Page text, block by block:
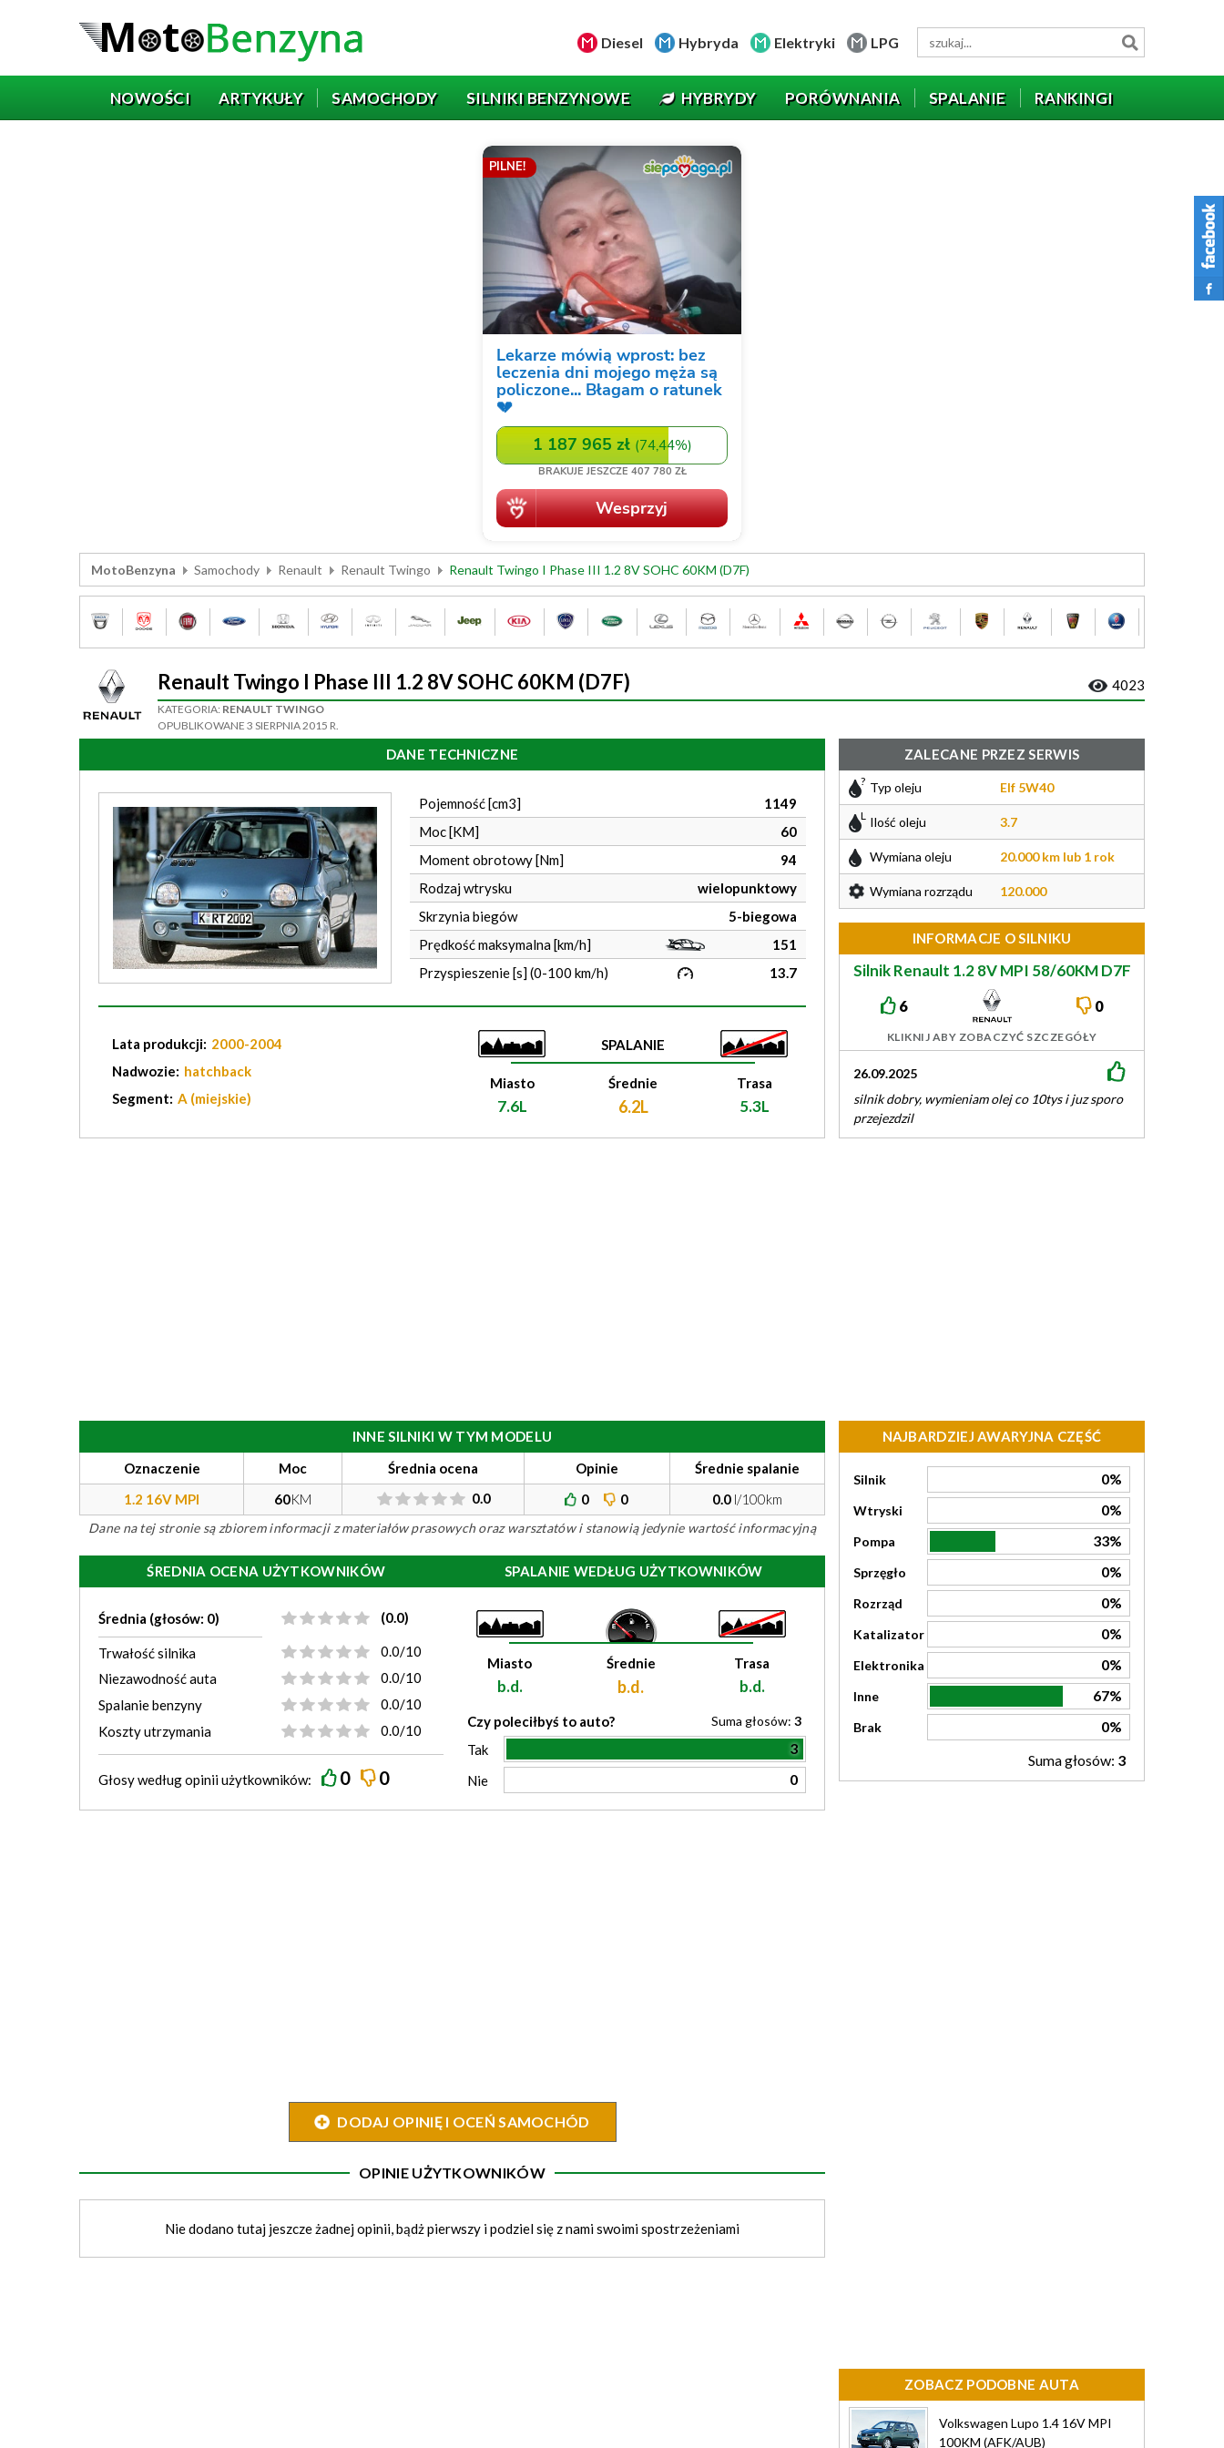
Diesel Hybryda Elektryki LPG
NOWOŚCI ARTYKUŁY SAMOCHODY SILNIKI BENZYNOWE HYBRYDY PORÓWNANIA SPALANIE RANKINGI
MotoBenzyna Samochody Renault Renault Twingo Renault Twingo I Phase III 1.2 8V SOHC 60KM (D7F)
Renault Twingo I Phase III 1.2 8V SOHC 60KM (D7F) 4023
KATEGORIA: RENAULT TWINGO
OPUBLIKOWANE 3 SIERPNIA 2015 R.
DANE TECHNICZNE
Pojemność [cm3]
1149
Moc [KM]
60
Moment obrotowy [Nm]
94
Rodzaj wtrysku
wielopunktowy
Skrzynia biegów
5-biegowa
Prędkość maksymalna [km/h]
151
Przyspieszenie [s] (0-100 km/h)
13.7
Lata produkcji: 2000-2004
Nadwozie: hatchback
Segment: A (miejskie)
SPALANIE
Miasto
7.6L
Średnie
6.2L
Trasa
5.3L
ZALECANE PRZEZ SERWIS
Typ oleju Elf 5W40
Ilość oleju 3.7
Wymiana oleju 20.000 km lub 1 rok
Wymiana rozrządu 120.000
INFORMACJE O SILNIKU
Silnik Renault 1.2 8V MPI 58/60KM D7F
6 0
KLIKNIJ ABY ZOBACZYĆ SZCZEGÓŁY
26.09.2025
silnik dobry, wymieniam olej co 10tys i juz sporo
przejezdzil
diesel…
INNE SILNIKI W TYM MODELU
Oznaczenie
Moc Średnia ocena Opinie
Średnie spalanie
1.2 16V MPI
60KM 0.0 0 0 0.0 l/100km
Dane na tej stronie są zbiorem informacji z materiałów prasowych oraz warsztatów i stanowią jedynie wartość informacyjną
ŚREDNIA OCENA UŻYTKOWNIKÓW
Średnia (głosów: 0) (0.0)
Trwałość silnika
0.0/10
Niezawodność auta
0.0/10
Spalanie benzyny
0.0/10
Koszty utrzymania
0.0/10
Głosy wedługopiniiużytkowników: 0 0
SPALANIE WEDŁUG UŻYTKOWNIKÓW
Miasto
b.d.
Średnie
b.d.
Trasa
b.d.
Czy poleciłbyś to auto? Suma głosów: 3
Tak 3
Nie 0
DODAJ OPINIĘ I OCEŃ SAMOCHÓD
OPINIE UŻYTKOWNIKÓW
Nie dodano tutaj jeszcze żadnej opinii, bądż pierwszy i podziel się z nami swoimi spostrzeżeniami
NAJBARDZIEJ AWARYJNA CZĘŚĆ
Silnik 0%
Wtryski 0%
Pompa 33%
Sprzęgło 0%
Rozrząd 0%
Katalizator 0%
Elektronika 0%
Inne 67%
Brak
0%
Suma głosów: 3
ZOBACZ PODOBNE AUTA
Volkswagen Lupo 1.4 16V MPI
100KM (AFK/AUB)